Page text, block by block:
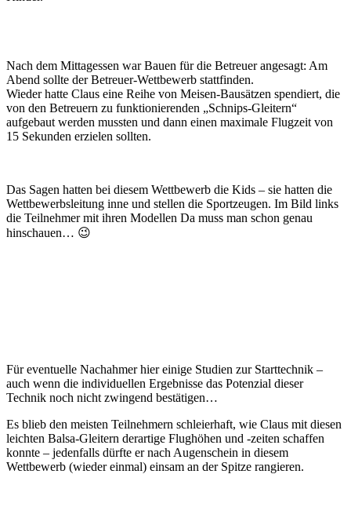
Nach dem Mittagessen war Bauen für die Betreuer angesagt: Am
Abend sollte der Betreuer-Wettbewerb stattfinden.
Wieder hatte Claus eine Reihe von Meisen-Bausätzen spendiert, die
von den Betreuern zu funktionierenden „Schnips-Gleitern“
aufgebaut werden mussten und dann einen maximale Flugzeit von
15 Sekunden erzielen sollten.
Das Sagen hatten bei diesem Wettbewerb die Kids – sie hatten die
Wettbewerbsleitung inne und stellen die Sportzeugen. Im Bild links
die Teilnehmer mit ihren Modellen Da muss man schon genau
hinschauen… 😉
Für eventuelle Nachahmer hier einige Studien zur Starttechnik –
auch wenn die individuellen Ergebnisse das Potenzial dieser
Technik noch nicht zwingend bestätigen…
Es blieb den meisten Teilnehmern schleierhaft, wie Claus mit diesen
leichten Balsa-Gleitern derartige Flughöhen und -zeiten schaffen
konnte – jedenfalls dürfte er nach Augenschein in diesem
Wettbewerb (wieder einmal) einsam an der Spitze rangieren.